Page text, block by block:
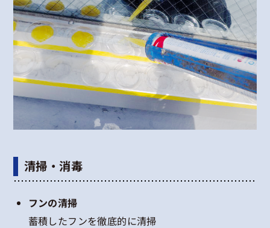
清掃・消毒
フンの清掃
蓄積したフンを徹底的に清掃